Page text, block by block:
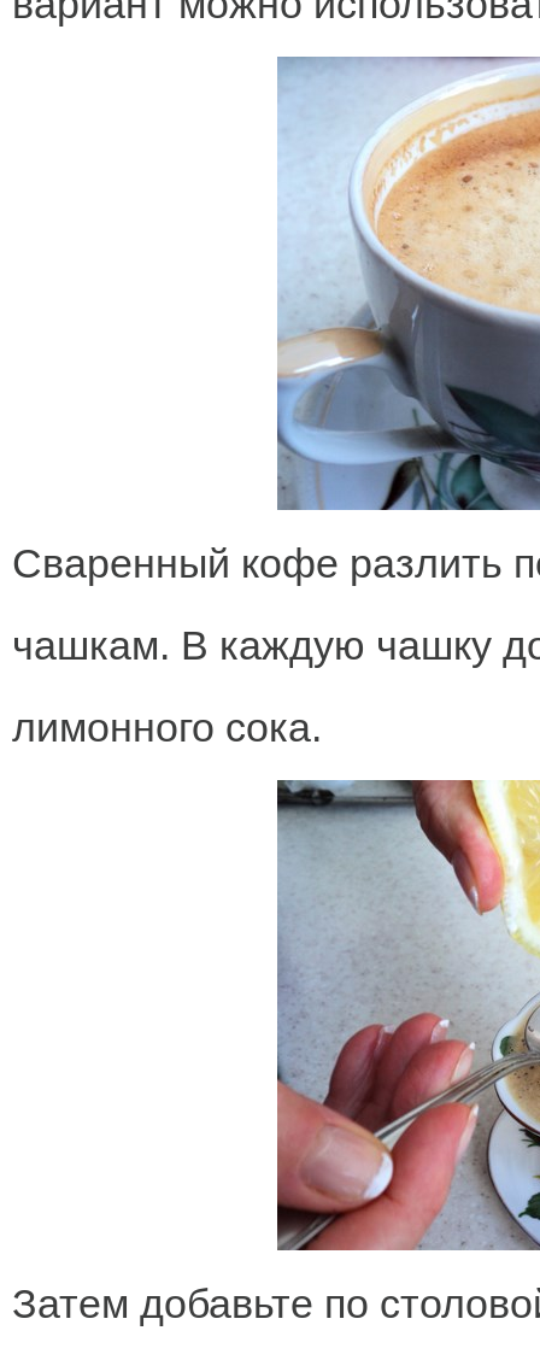
Сваренный кофе разлить
чашкам. В каждую чашку
лимонного сока.
Затем добавьте по